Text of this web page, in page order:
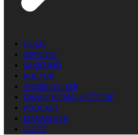
HOME
OPINION
SAMFUND
KULTUR
ANMELDELSER
DANSK HOMO-HISTORIE
PODCAST
MAGASINER
GUIDE